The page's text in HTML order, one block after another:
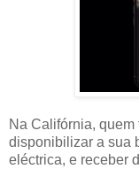
Na Califórnia,
disponibilizar a sua
eléctrica, e receber